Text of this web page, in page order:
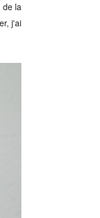
de la
j'ai